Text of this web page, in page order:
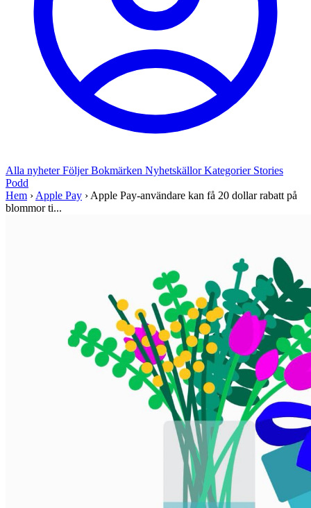
Alla nyheterFöljerBokmärken NyhetskällorKategorier Stories
Podd
Hem › Apple Pay › Apple Pay-användare kan få 20 dollar rabatt på
blommor ti...